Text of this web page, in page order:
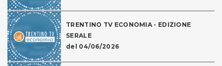
TRENTINO TV ECONOMIA - EDIZIONE
SERALE
del 04/06/2026